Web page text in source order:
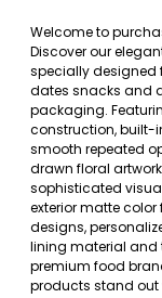
Welcome to
Discover our
specially designed
dates snacks and
packaging.
construction, built-
smooth repeated
drawn floral
sophisticated
exterior matte
designs,
lining material and
premium food
products stand